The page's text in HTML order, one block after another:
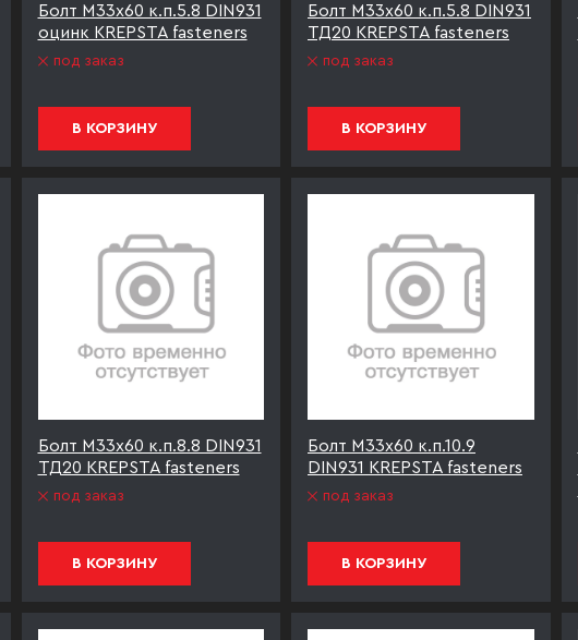
Болт М33х60 к.п.5.8 DIN931
оцинк KREPSTA fasteners
под заказ
В КОРЗИНУ
Болт М33х60 к.п.5.8 DIN931
ТД20 KREPSTA fasteners
под заказ
В КОРЗИНУ
Болт М33х60 к.п.8.8 DIN931
ТД20 KREPSTA fasteners
под заказ
В КОРЗИНУ
Болт М33х60 к.п.10.9
DIN931 KREPSTA fasteners
под заказ
В КОРЗИНУ